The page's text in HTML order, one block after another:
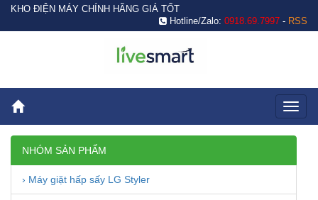
KHO ĐIỆN MÁY CHÍNH HÃNG GIÁ TỐT
Hotline/Zalo: 0918.69.7997 - RSS
NHÓM SẢN PHẨM
› Máy giặt hấp sấy LG Styler